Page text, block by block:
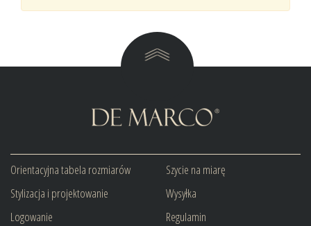
Orientacyjna tabela rozmiarów
Stylizacja i projektowanie
Logowanie
Szycie na miarę
Wysyłka
Regulamin